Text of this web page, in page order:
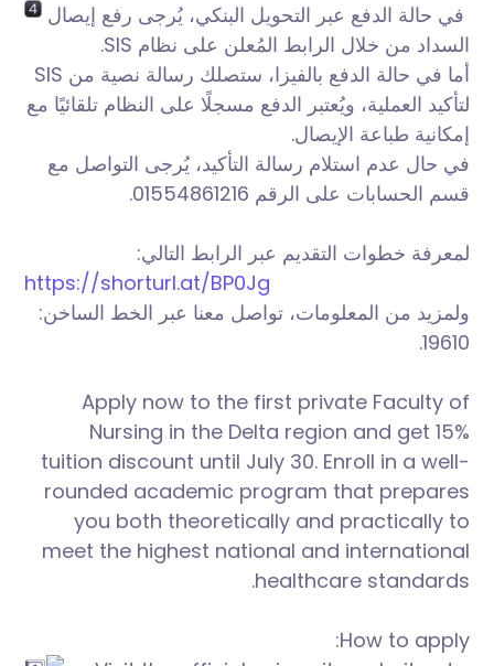
في حالة الدفع عبر التحويل البنكي، يُرجى رفع إيصال
السداد من خلال الرابط المُعلن على نظام SIS.
أما في حالة الدفع بالفيزا، ستصلك رسالة نصية من SIS
لتأكيد العملية، ويُعتبر الدفع مسجلًا على النظام تلقائيًا مع
إمكانية طباعة الإيصال.
في حال عدم استلام رسالة التأكيد، يُرجى التواصل مع
قسم الحسابات على الرقم 01554861216.
لمعرفة خطوات التقديم عبر الرابط التالي:
https://shorturl.at/BP0Jg
ولمزيد من المعلومات، تواصل معنا عبر الخط الساخن:
19610.
Apply now to the first private Faculty of
Nursing in the Delta region and get 15%
tuition discount until July 30. Enroll in a well-
rounded academic program that prepares
you both theoretically and practically to
meet the highest national and international
healthcare standards.
How to apply: